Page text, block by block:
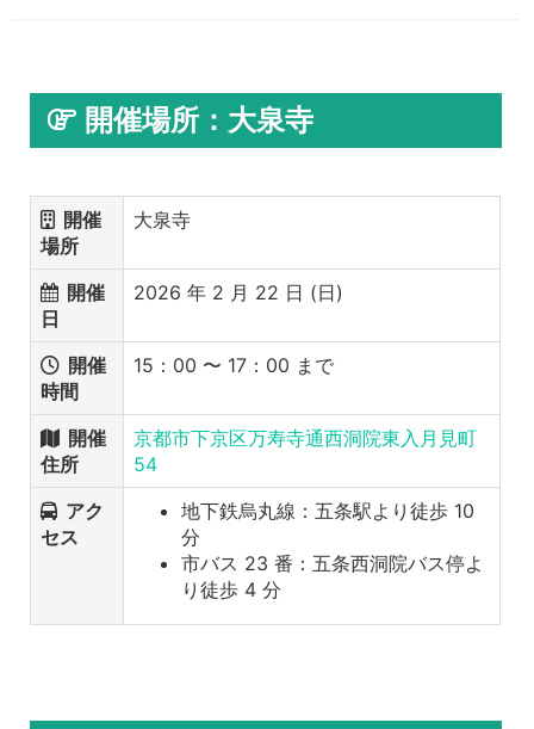
開催場所：大泉寺
開催
場所
大泉寺
開催
日
2026 年 2 月 22 日 (日)
開催
時間
15：00 〜 17：00 まで
開催
住所
京都市下京区万寿寺通西洞院東入月見町
54
アク
セス
地下鉄烏丸線：五条駅より徒歩 10
分
市バス 23 番：五条西洞院バス停よ
り徒歩 4 分